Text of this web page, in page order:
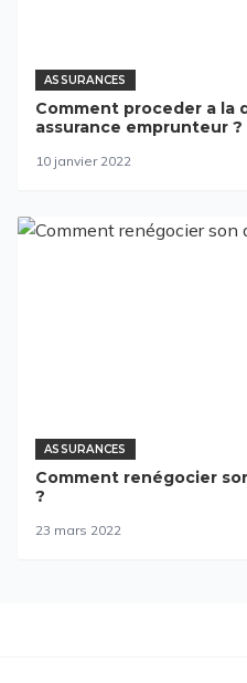
ASSURANCES
Comment proceder a la
assurance emprunteur ?
10 janvier 2022
ASSURANCES
Comment renégocier
?
23 mars 2022